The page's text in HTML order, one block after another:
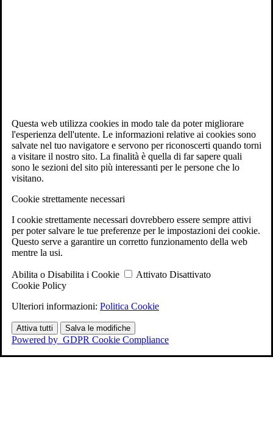
Questa web utilizza cookies in modo tale da poter migliorare
l'esperienza dell'utente. Le informazioni relative ai cookies sono
salvate nel tuo navigatore e servono per riconoscerti quando torni
a visitare il nostro sito. La finalità è quella di far sapere quali
sono le sezioni del sito più interessanti per le persone che lo
visitano.
Cookie strettamente necessari
I cookie strettamente necessari dovrebbero essere sempre attivi
per poter salvare le tue preferenze per le impostazioni dei cookie.
Questo serve a garantire un corretto funzionamento della web
mentre la usi.
Abilita o Disabilita i Cookie Attivato Disattivato
Cookie Policy
Ulteriori informazioni: Politica Cookie
Attiva tutti Salva le modifiche
Powered by GDPR Cookie Compliance